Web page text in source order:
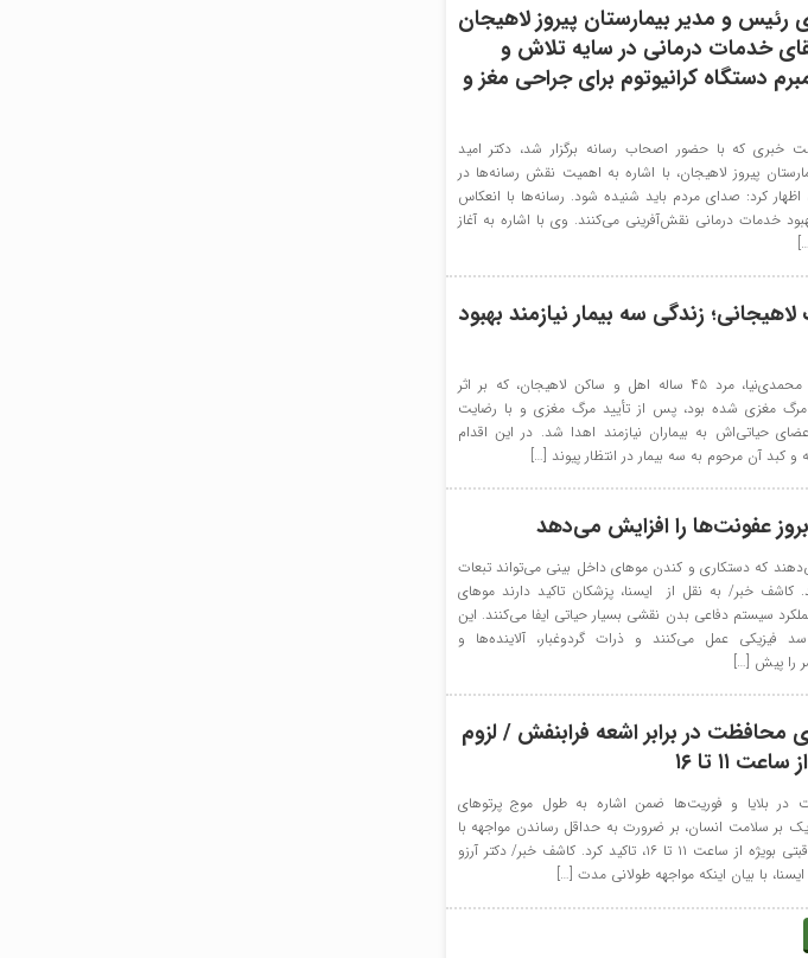
و مدیر بیمارستان پیروز لاهیجان
خدمات درمانی در سایه تلاش و
دستگاه کرانیوتوم برای جراحی مغز و
که با حضور اصحاب رسانه برگزار شد، دکتر امید
پیروز لاهیجان، با اشاره به اهمیت نقش رسانه‌ها در
اظهار کرد: صدای مردم باید شنیده شود. رسانه‌ها با انعکاس
خدمات درمانی نقش‌آفرینی می‌کنند. وی با اشاره به آغاز
زندگی سه بیمار نیازمند بهبود
کاشف خبر/ اسماعیل محمدی‌نیا، مرد ۴۵ ساله اهل و ساکن لاهیجان، که بر اثر
مغزی شده بود، پس از تأیید مرگ مغزی و با رضایت
اعضای حیاتی‌اش به بیماران نیازمند اهدا شد. در این اقدام
و کبد آن مرحوم به سه بیمار در انتظار پیوند […]
عفونت‌ها را افزایش می‌دهد
که دستکاری و کندن موهای داخل بینی می‌تواند تبعات
کاشف خبر/ به نقل از ایسنا، پزشکان تاکید دارند موهای
سیستم دفاعی بدن نقشی بسیار حیاتی ایفا می‌کنند. این
فیزیکی عمل می‌کنند و ذرات گردوغبار، آلاینده‌ها و
را پیش […]
محافظت در برابر اشعه فرابنفش / لزوم
۱۱ تا ۱۶
بلایا و فوریت‌ها ضمن اشاره به طول موج پرتوهای
بر سلامت انسان، بر ضرورت به حداقل رساندن مواجهه با
نور خورشید و خودمراقبتی بویژه از ساعت ۱۱ تا ۱۶، تاکید کرد. کاشف خبر/ دکتر آرزو
با بیان اینکه مواجهه طولانی مدت […]